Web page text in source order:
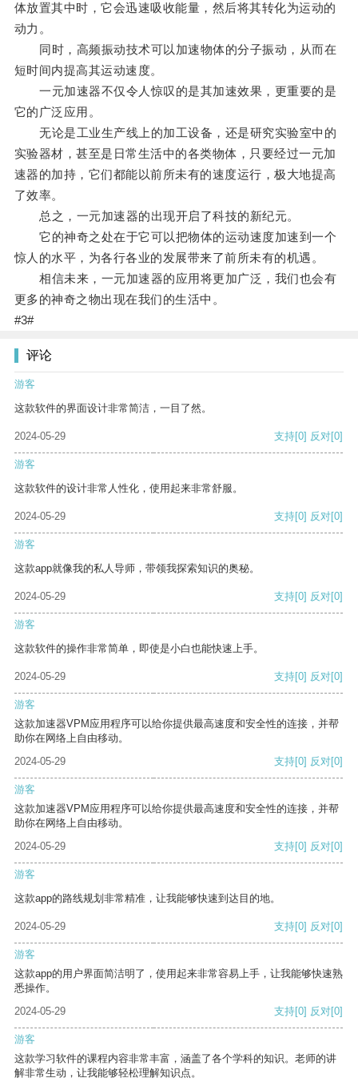
体放置其中时，它会迅速吸收能量，然后将其转化为运动的
动力。
同时，高频振动技术可以加速物体的分子振动，从而在
短时间内提高其运动速度。
一元加速器不仅令人惊叹的是其加速效果，更重要的是
它的广泛应用。
无论是工业生产线上的加工设备，还是研究实验室中的
实验器材，甚至是日常生活中的各类物体，只要经过一元加
速器的加持，它们都能以前所未有的速度运行，极大地提高
了效率。
总之，一元加速器的出现开启了科技的新纪元。
它的神奇之处在于它可以把物体的运动速度加速到一个
惊人的水平，为各行各业的发展带来了前所未有的机遇。
相信未来，一元加速器的应用将更加广泛，我们也会有
更多的神奇之物出现在我们的生活中。
#3#
评论
游客
这款软件的界面设计非常简洁，一目了然。
2024-05-29 支持[0] 反对[0]
游客
这款软件的设计非常人性化，使用起来非常舒服。
2024-05-29 支持[0] 反对[0]
游客
这款app就像我的私人导师，带领我探索知识的奥秘。
2024-05-29 支持[0] 反对[0]
游客
这款软件的操作非常简单，即使是小白也能快速上手。
2024-05-29 支持[0] 反对[0]
游客
这款加速器VPM应用程序可以给你提供最高速度和安全性的连接，并帮
助你在网络上自由移动。
2024-05-29
支持[0] 反对[0]
游客
这款加速器VPM应用程序可以给你提供最高速度和安全性的连接，并帮
助你在网络上自由移动。
2024-05-29
支持[0] 反对[0]
游客
这款app的路线规划非常精准，让我能够快速到达目的地。
2024-05-29 支持[0] 反对[0]
游客
这款app的用户界面简洁明了，使用起来非常容易上手，让我能够快速熟
悉操作。
2024-05-29
支持[0] 反对[0]
游客
这款学习软件的课程内容非常丰富，涵盖了各个学科的知识。老师的讲
解非常生动，让我能够轻松理解知识点。